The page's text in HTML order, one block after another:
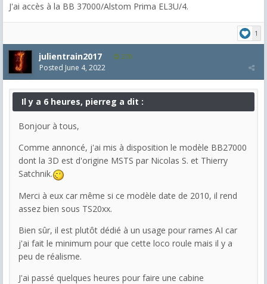
J'ai accès à la BB 37000/Alstom Prima EL3U/4.
1
julientrain2017 270
Posted June 4, 2022
Il y a 6 heures, pierreg a dit :
Bonjour à tous,
Comme annoncé, j'ai mis à disposition le modèle BB27000
dont la 3D est d'origine MSTS par Nicolas S. et Thierry
Satchnik.
Merci à eux car même si ce modèle date de 2010, il rend
assez bien sous TS20xx.
Bien sûr, il est plutôt dédié à un usage pour rames AI car
j'ai fait le minimum pour que cette loco roule mais il y a
peu de réalisme.
J'ai passé quelques heures pour faire une cabine